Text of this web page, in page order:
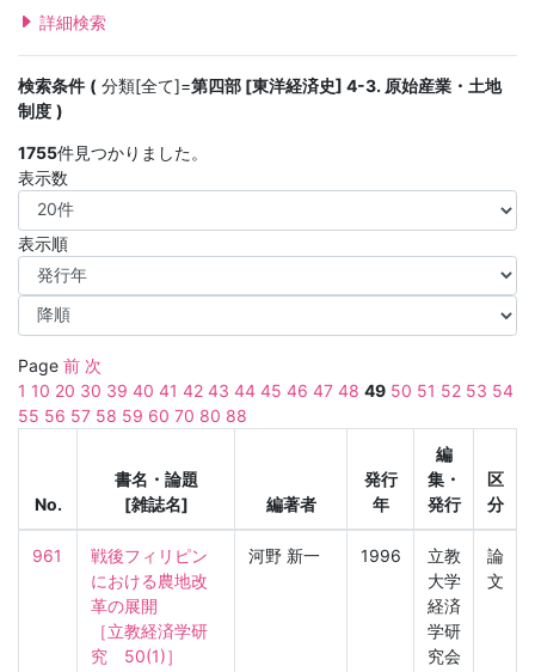
詳細検索
検索条件 分類[全て]=第四部 [東洋経済史] 4-3. 原始産業・土地
制度
1755件見つかりました。
表示数
表示順
Page 前 次
1 10 20 30 39 40 41 42 43 44 45 46 47 48 49 50 51 52 53 54
55 56 57 58 59 60 70 80 88
No.
書名・論題
[雑誌名]
編著者
発行
年
編
集・
発行
区
分
961
戦後フィリピン
における農地改
革の展開
［立教経済学研
究　50(1)］
河野 新一 1996
立教
大学
経済
学研
究会
論
文